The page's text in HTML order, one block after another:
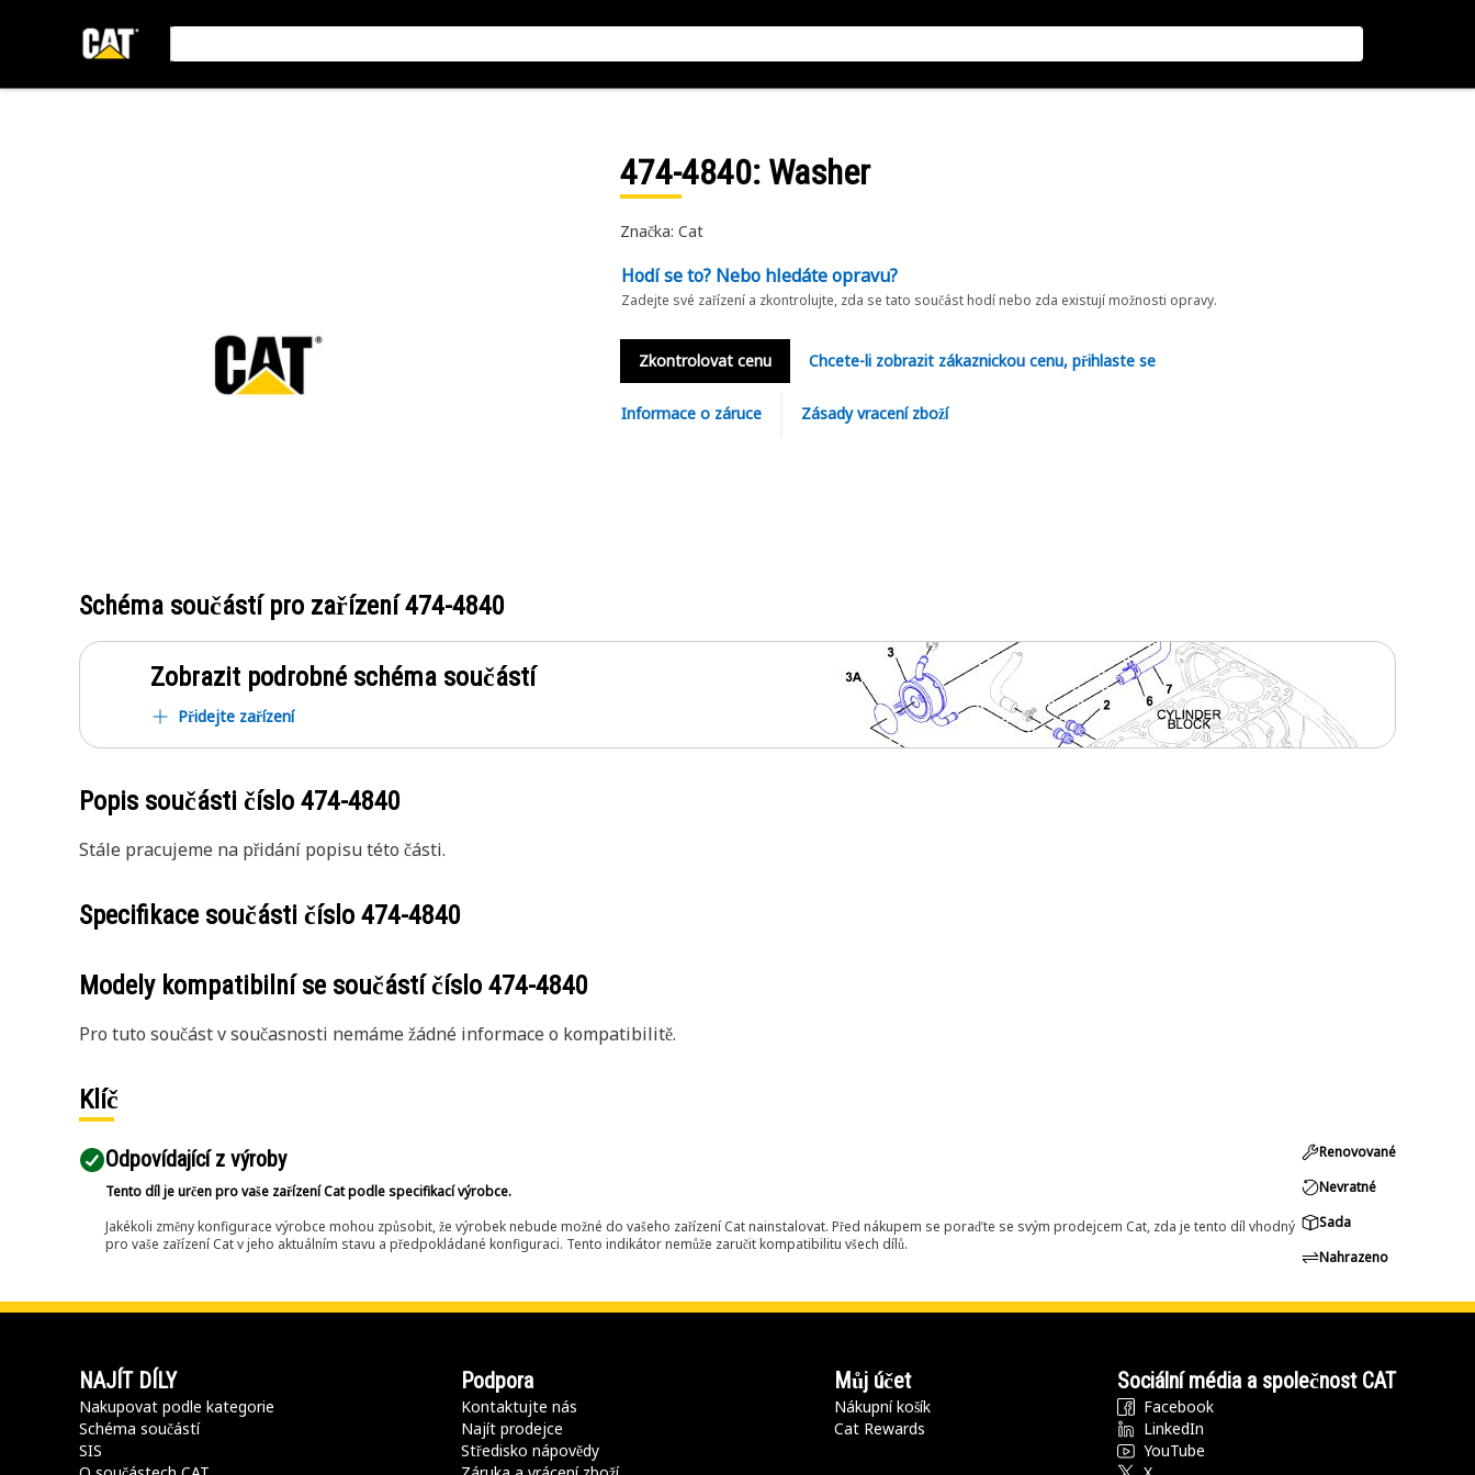
474-4840: Washer
Značka: Cat
Hodí se to? Nebo hledáte opravu?
Zadejte své zařízení a zkontrolujte, zda se tato součást hodí nebo zda existují možnosti opravy.
Zkontrolovat cenu Chcete-li zobrazit zákaznickou cenu, přihlaste se
Informace o záruce Zásady vracení zboží
Schéma součástí pro zařízení474-4840
Zobrazit podrobné schéma součástí
Přidejte zařízení
Popis součásti číslo 474-4840
Stále pracujeme na přidání popisu této části.
Specifikace součásti číslo 474-4840
Modely kompatibilní se součástí číslo 474-4840
Pro tuto součást v současnosti nemáme žádné informace o kompatibilitě.
Klíč
Odpovídající z výroby
Tento díl je určen pro vaše zařízení Cat podle specifikací výrobce.
Jakékoli změny konfigurace výrobce mohou způsobit, že výrobek nebude možné do vašeho zařízení Cat nainstalovat. Před nákupem se poraďte se svým prodejcem Cat, zda je tento díl vhodný
pro vaše zařízení Cat v jeho aktuálním stavu a předpokládané konfiguraci. Tento indikátor nemůže zaručit kompatibilitu všech dílů.
Renovované
Nevratné
Sada
Nahrazeno
NAJÍT DÍLY
Nakupovat podle kategorie
Schéma součástí
SIS
Podpora
Kontaktujte nás
Najít prodejce
Středisko nápovědy
Můj účet
Nákupní košík
Cat Rewards
Sociální média a společnost CAT
Facebook
LinkedIn
YouTube